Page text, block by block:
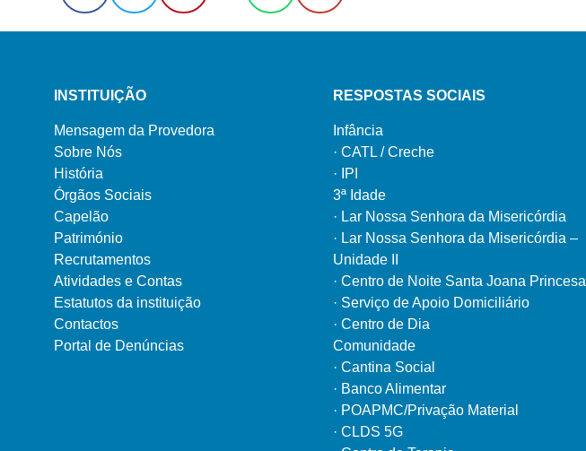
INSTITUIÇÃO
Mensagem da Provedora
Sobre Nós
História
Órgãos Sociais
Capelão
Património
Recrutamentos
Atividades e Contas
Estatutos da instituição
Contactos
Portal de Denúncias
RESPOSTAS SOCIAIS
Infância
· CATL / Creche
·
IPI
3ª Idade
· Lar Nossa Senhora da Misericórdia
· Lar Nossa Senhora da Misericórdia –
Unidade II
· Centro de Noite Santa Joana Princesa
· Serviço de Apoio Domiciliário
· Centro de Dia
Comunidade
· Cantina Social
· Banco Alimentar
· POAPMC/Privação Material
· CLDS 5G